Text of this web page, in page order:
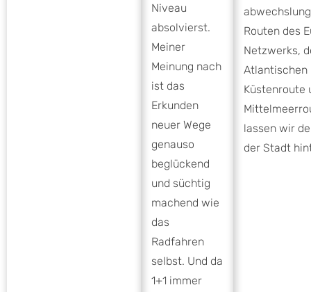
Niveau
absolvierst.
Meiner
Meinung nach
ist das
Erkunden
neuer Wege
genauso
beglückend
und süchtig
machend wie
das
Radfahren
selbst. Und da
1+1 immer
Routen des
Netzwerks,
Atlantischen
Küstenroute
lassen wir
der Stadt